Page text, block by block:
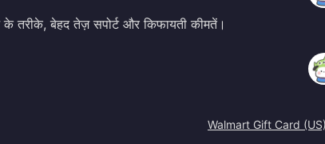
तरीके, बेहद तेज़ सपोर्ट और किफायती कीमतें।
Walmart Gift Card (US)